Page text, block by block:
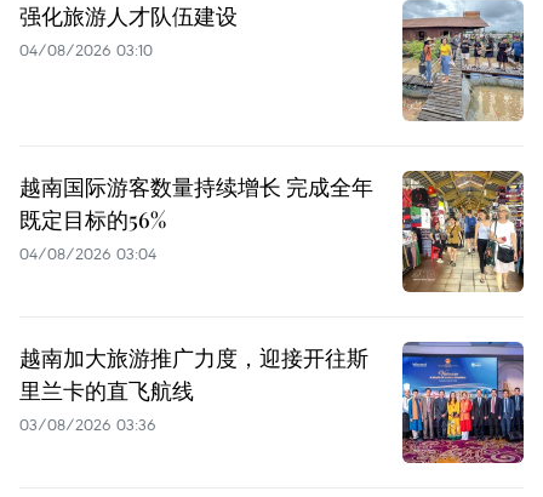
强化旅游人才队伍建设
04/08/2026 03:10
越南国际游客数量持续增长 完成全年
既定目标的56%
04/08/2026 03:04
越南加大旅游推广力度，迎接开往斯
里兰卡的直飞航线
03/08/2026 03:36